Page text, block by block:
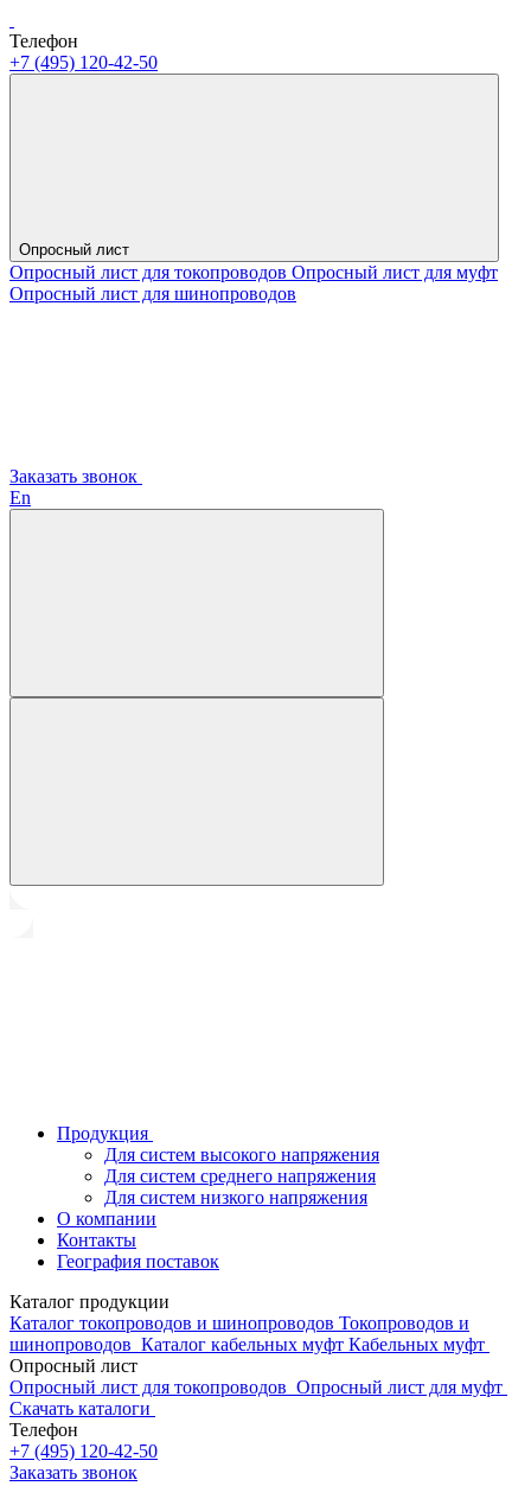
Телефон
+7 (495) 120-42-50
Опросный лист
Опросный лист для токопроводов Опросный лист для муфт
Опросный лист для шинопроводов
Заказать звонок
En
Продукция
Для систем высокого напряжения
Для систем среднего напряжения
Для систем низкого напряжения
О компании
Контакты
География поставок
Каталог продукции
Каталог токопроводов и шинопроводов Токопроводов и
шинопроводов Каталог кабельных муфт Кабельных муфт
Опросный лист
Опросный лист для токопроводов Опросный лист для муфт
Скачать каталоги
Телефон
+7 (495) 120-42-50
Заказать звонок